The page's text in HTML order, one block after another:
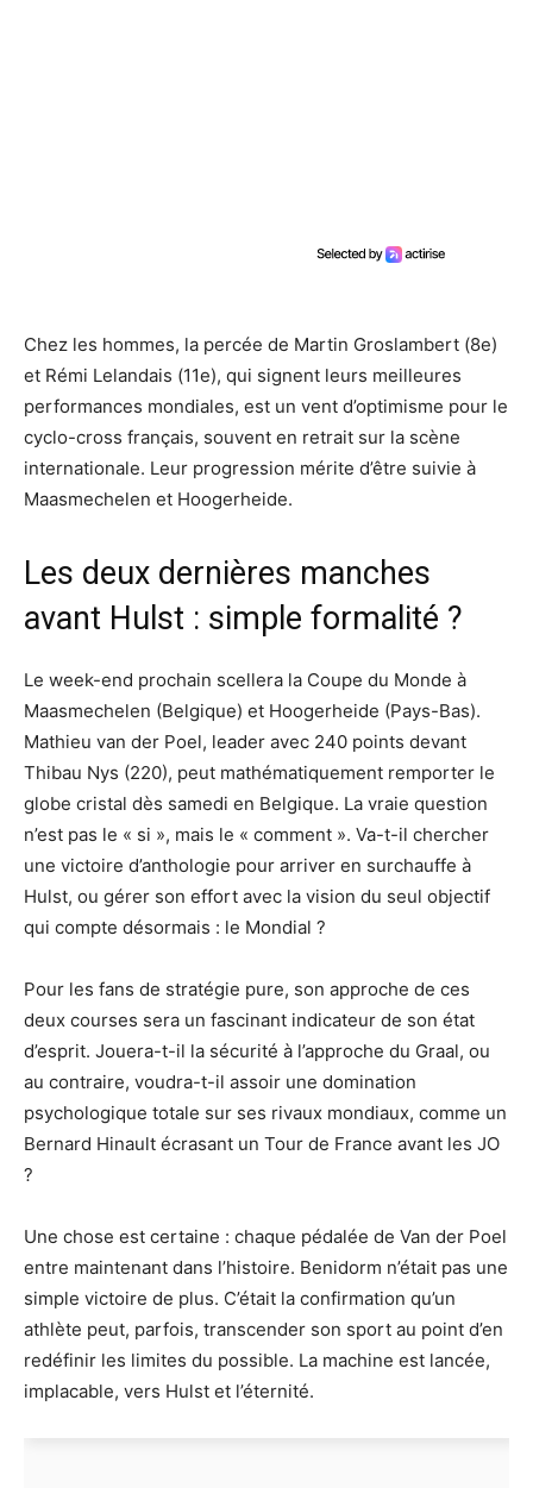
Chez les hommes, la percée de Martin Groslambert (8e)
et Rémi Lelandais (11e), qui signent leurs meilleures
performances mondiales, est un vent d’optimisme pour le
cyclo-cross français, souvent en retrait sur la scène
internationale. Leur progression mérite d’être suivie à
Maasmechelen et Hoogerheide.
Les deux dernières manches
avant Hulst : simple formalité ?
Le week-end prochain scellera la Coupe du Monde à
Maasmechelen (Belgique) et Hoogerheide (Pays-Bas).
Mathieu van der Poel, leader avec 240 points devant
Thibau Nys (220), peut mathématiquement remporter le
globe cristal dès samedi en Belgique. La vraie question
n’est pas le « si », mais le « comment ». Va-t-il chercher
une victoire d’anthologie pour arriver en surchauffe à
Hulst, ou gérer son effort avec la vision du seul objectif
qui compte désormais : le Mondial ?
Pour les fans de stratégie pure, son approche de ces
deux courses sera un fascinant indicateur de son état
d’esprit. Jouera-t-il la sécurité à l’approche du Graal, ou
au contraire, voudra-t-il assoir une domination
psychologique totale sur ses rivaux mondiaux, comme un
Bernard Hinault écrasant un Tour de France avant les JO
?
Une chose est certaine : chaque pédalée de Van der Poel
entre maintenant dans l’histoire. Benidorm n’était pas une
simple victoire de plus. C’était la confirmation qu’un
athlète peut, parfois, transcender son sport au point d’en
redéfinir les limites du possible. La machine est lancée,
implacable, vers Hulst et l’éternité.